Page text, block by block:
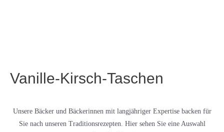
Vanille-Kirsch-Taschen
Unsere Bäcker und Bäckerinnen mit langjähriger Expertise backen für
Sie nach unseren Traditionsrezepten. Hier sehen Sie eine Auswahl